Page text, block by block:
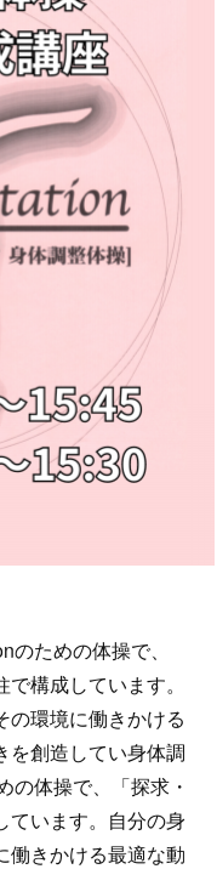
ための体操で、
構成しています。
の環境に働きかける
を創造してい身体調
体操で、「探求・
ています。自分の身
働きかける最適な動